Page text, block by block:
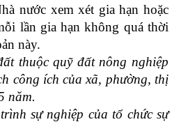
nước xem xét gia hạn hoặc
lần gia hạn không quá thời
này.
thuộc quỹ đất nông nghiệp
công ích của xã, phường, thị
năm.
sự nghiệp của tổ chức sự